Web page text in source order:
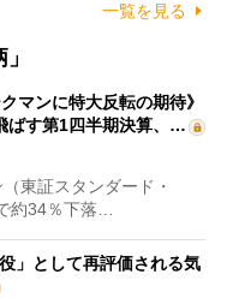
一覧を見る
マンに特大反転の期待》
ばす第1四半期決算、…
東証スタンダード・
約34％下落…
」として再評価される気